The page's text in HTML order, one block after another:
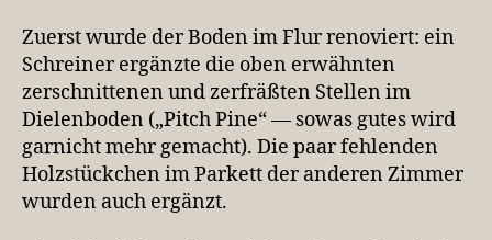
Zuerst wurde der Boden im Flur renoviert: ein
Schreiner ergänzte die oben erwähnten
zerschnittenen und zerfräßten Stellen im
Dielenboden („Pitch Pine“ — sowas gutes wird
garnicht mehr gemacht). Die paar fehlenden
Holzstückchen im Parkett der anderen Zimmer
wurden auch ergänzt.